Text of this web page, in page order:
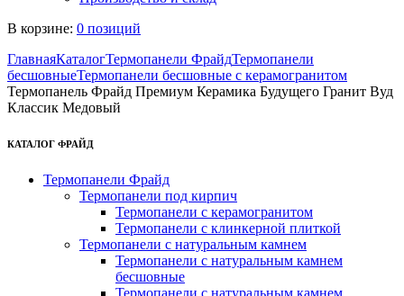
В корзине: 0 позиций
ГлавнаяКаталогТермопанели ФрайдТермопанели
бесшовныеТермопанели бесшовные с керамогранитом
Термопанель Фрайд Премиум Керамика Будущего Гранит Вуд
Классик Медовый
КАТАЛОГ ФРАЙД
Термопанели Фрайд
Термопанели под кирпич
Термопанели с керамогранитом
Термопанели с клинкерной плиткой
Термопанели с натуральным камнем
Термопанели с натуральным камнем
бесшовные
Термопанели с натуральным камнем